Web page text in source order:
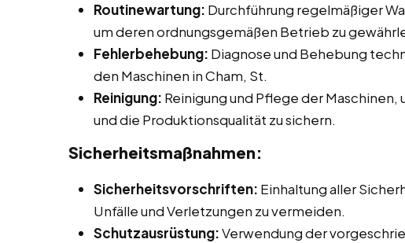
Routinewartung: Durchführung regelmäßiger
um deren ordnungsgemäßen Betrieb zu
Fehlerbehebung: Diagnose und Behebung
den Maschinen in Cham, St.
Reinigung: Reinigung und Pflege der
und die Produktionsqualität zu sichern.
Sicherheitsmaßnahmen:
Sicherheitsvorschriften: Einhaltung aller
Unfälle und Verletzungen zu vermeiden.
Schutzausrüstung:Verwendung der